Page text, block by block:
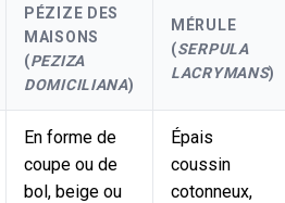
PÉZIZE DES
MAISONS
(PEZIZA
DOMICILIANA)
MÉRULE
(SERPULA
LACRYMANS)
En forme de
coupe ou de
bol, beige ou
Épais
coussin
cotonneux,